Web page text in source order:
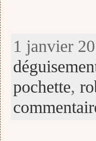
1 janvier
pochette,